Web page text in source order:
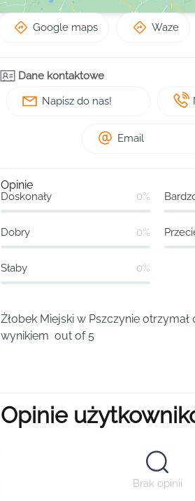
Google maps Waze
Dane kontaktowe
Napisz do nas!
Email
Opinie
Doskonały 0%
Dobry 0%
Słaby 0%
Żłobek Miejski w Pszczynie otrzymał
wynikiem out of 5
Opinie
Brak opinii